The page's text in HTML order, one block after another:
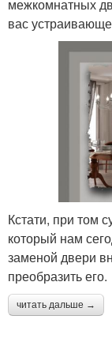
межкомнатных
вас
Кстати, при том
который нам
заменой двери
преобразить его.
читать дальше →